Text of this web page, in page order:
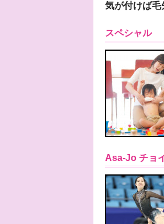
気が付けば
スペシャル
Asa-Jo チョ